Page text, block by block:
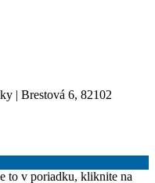
| Brestová 6, 82102
to v poriadku, kliknite na